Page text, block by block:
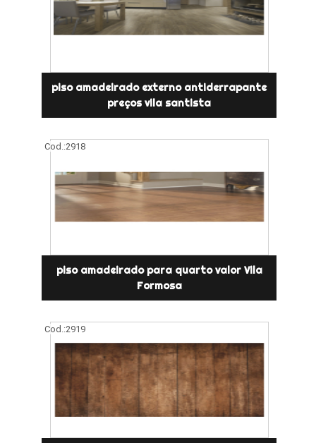
piso amadeirado externo antiderrapante
preços vila santista
Cod.:2918
piso amadeirado para quarto valor Vila
Formosa
Cod.:2919